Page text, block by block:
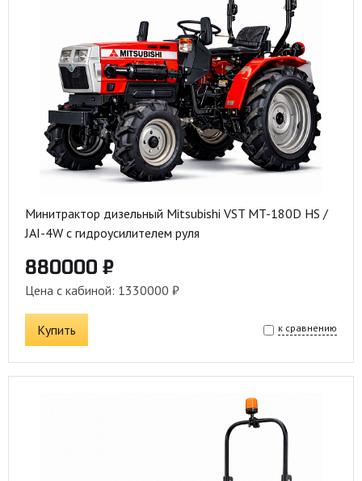
Минитрактор дизельный Mitsubishi VST MT-180D HS /
JAI-4W с гидроусилителем руля
880000 ₽
Цена с кабиной: 1330000 ₽
Купить к сравнению